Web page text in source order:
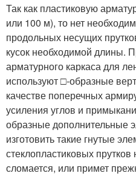
Так как пластиковую
или 100 м), то нет
продольных несущих
кусок необходимой длины.
арматурного каркаса для
используют □-образные
качестве поперечных
усиления углов и
образные дополнительные
изготовить такие гнутые
стеклопластиковых
сломается, или примет